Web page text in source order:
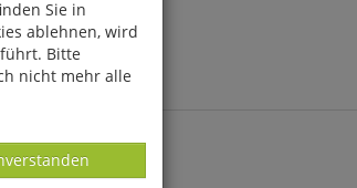
Sie in
ablehnen, wird
Bitte
nicht mehr alle
-